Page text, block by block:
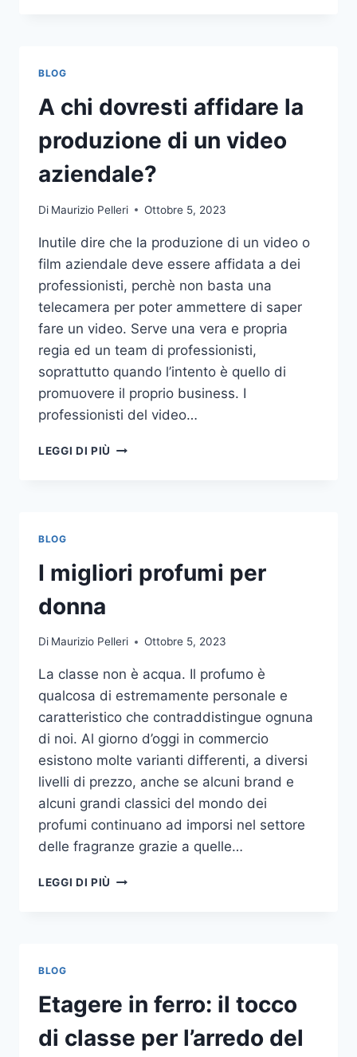
NELLE
SCOMMESSE
SPORTIVE
ONLINE
BLOG
A chi dovresti affidare la
produzione di un video
aziendale?
Di Maurizio Pelleri Ottobre 5, 2023
Inutile dire che la produzione di un video o
film aziendale deve essere affidata a dei
professionisti, perchè non basta una
telecamera per poter ammettere di saper
fare un video. Serve una vera e propria
regia ed un team di professionisti,
soprattutto quando l’intento è quello di
promuovere il proprio business. I
professionisti del video…
LEGGI DI PIÙ
VIDEO
BLOG
I migliori profumi per
donna
Di Maurizio Pelleri Ottobre 5, 2023
La classe non è acqua. Il profumo è
qualcosa di estremamente personale e
caratteristico che contraddistingue ognuna
di noi. Al giorno d’oggi in commercio
esistono molte varianti differenti, a diversi
livelli di prezzo, anche se alcuni brand e
alcuni grandi classici del mondo dei
profumi continuano ad imporsi nel settore
delle fragranze grazie a quelle…
LEGGI DI PIÙ
BLOG
Etagere in ferro: il tocco
di classe per l’arredo del